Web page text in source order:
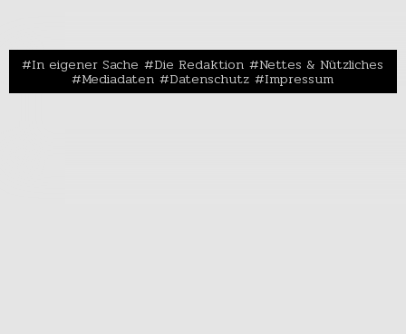
In eigener Sache Die Redaktion Nettes & Nützliches
Mediadaten Datenschutz Impressum